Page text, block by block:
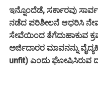
ಇನ್ನೊಂದೆಡೆ, ಸರ್ಕಾರವು
ನಡೆದ ಪರಿಶೀಲನೆ ಆಧರಿಸಿ
ಸೇವೆಯಿಂದ ತೆಗೆದುಹಾಕುವ
ಅರ್ಜಿದಾರರ ಮಾವನನ್ನು
unfit) ಎಂದು ಘೋಷಿಸಿರುವ